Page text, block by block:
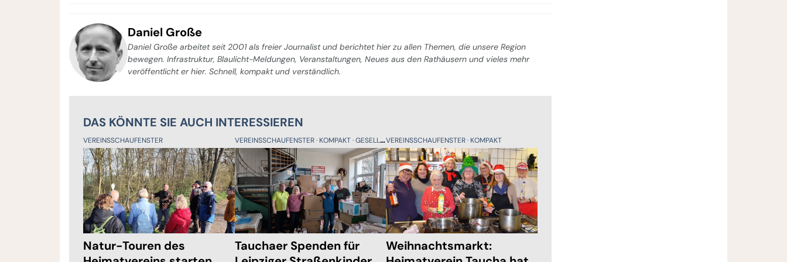
Daniel Große
Daniel Große arbeitet seit 2001 als freier Journalist und berichtet hier zu allen Themen, die unsere Region
bewegen. Infrastruktur, Blaulicht-Meldungen, Veranstaltungen, Neues aus den Rathäusern und vieles mehr
veröffentlicht er hier. Schnell, kompakt und verständlich.
DAS KÖNNTE SIE AUCH INTERESSIEREN
VEREINSSCHAUFENSTER
Natur-Touren des
VEREINSSCHAUFENSTER KOMPAKT GESELLSCHAFT
Tauchaer Spenden für
VEREINSSCHAUFENSTER KOMPAKT
Weihnachtsmarkt: